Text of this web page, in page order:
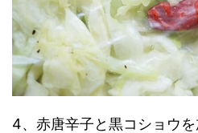
4、赤唐辛子と黒コショウ